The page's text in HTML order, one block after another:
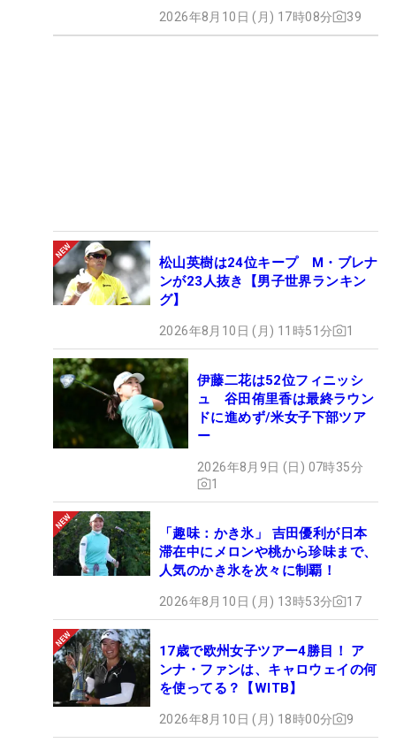
2026年8月10日 (月) 17時08分 39
松山英樹は24位キープ M・ブレナ
ンが23人抜き【男子世界ランキン
グ】
2026年8月10日 (月) 11時51分 1
伊藤二花は52位フィニッシ
ュ 谷田侑里香は最終ラウン
ドに進めず/米女子下部ツア
ー
2026年8月9日 (日) 07時35分
1
「趣味：かき氷」 吉田優利が日本
滞在中にメロンや桃から珍味まで、
人気のかき氷を次々に制覇！
2026年8月10日 (月) 13時53分 17
17歳で欧州女子ツアー4勝目！ ア
ンナ・ファンは、キャロウェイの何
を使ってる？【WITB】
2026年8月10日 (月) 18時00分 9